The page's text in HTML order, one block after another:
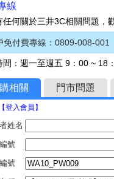
線
任何關於三井3C相關問題，
免付費專線：0809-008-001
間：週一至週五 9：00 ~ 18
相關 門市問題
登入會員】
姓名
號
號